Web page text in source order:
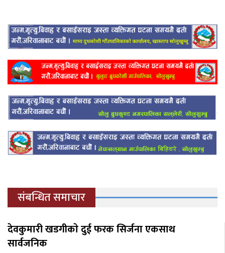
संबन्धित समाचार
देवकुमारी खडगीकाे दुई फरक सिर्जना एकसाथ
सार्वजनिक